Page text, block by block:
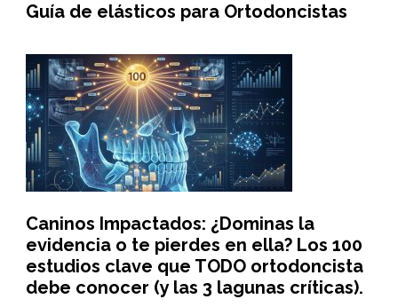
Guía de elásticos para Ortodoncistas
Caninos Impactados: ¿Dominas la
evidencia o te pierdes en ella? Los 100
estudios clave que TODO ortodoncista
debe conocer (y las 3 lagunas críticas).